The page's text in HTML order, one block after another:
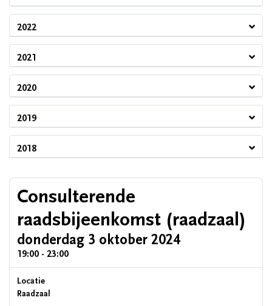
2022
2021
2020
2019
2018
Consulterende
raadsbijeenkomst (raadzaal)
donderdag 3 oktober 2024
19:00 - 23:00
Locatie
Raadzaal